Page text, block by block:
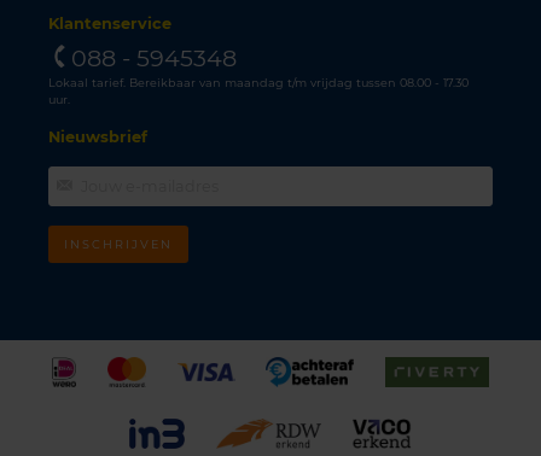
Klantenservice
088 - 5945348
Lokaal tarief. Bereikbaar van maandag t/m vrijdag tussen 08.00 - 17.30
uur.
Nieuwsbrief
INSCHRIJVEN